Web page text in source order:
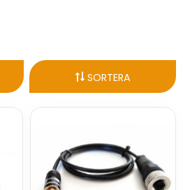
delar som används när
signalväg inte stämmer direkt
SORTERA